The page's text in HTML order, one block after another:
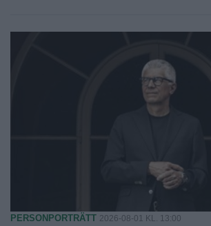
PERSONPORTRÄTT 2026-08-01 KL. 13:00